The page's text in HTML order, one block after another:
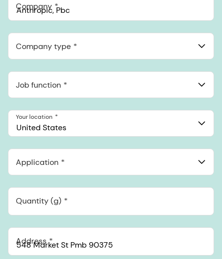
Company
548 Market St Pmb 90375, San Francisco, California, US
Company type
Job function
United States
Your location
Application
Quantity (g)
Address